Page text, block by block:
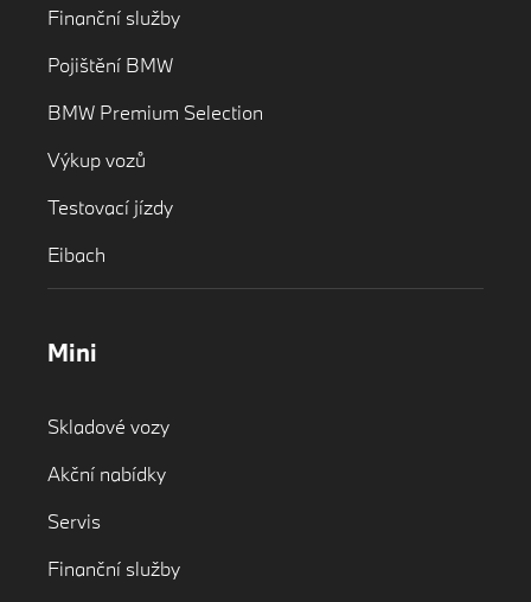
Finanční služby
Pojištění BMW
BMW Premium Selection
Výkup vozů
Testovací jízdy
Eibach
Mini
Skladové vozy
Akční nabídky
Servis
Finanční služby